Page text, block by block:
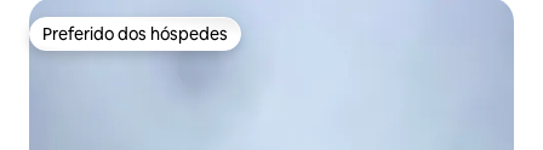
Preferido dos hóspedes
Preferido dos hóspedes